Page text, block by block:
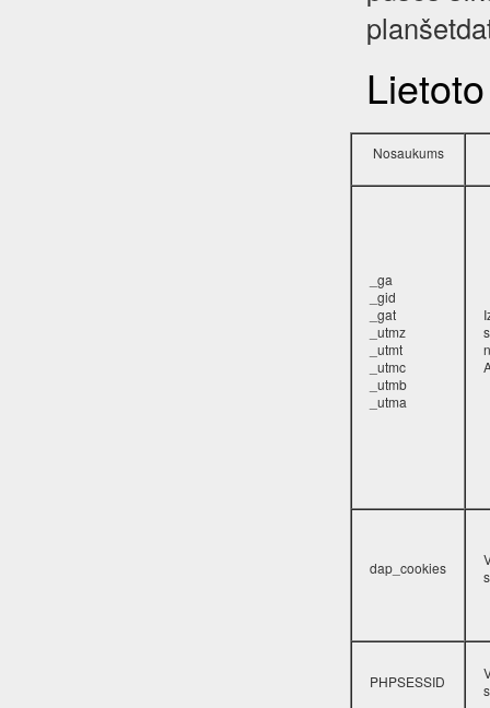
Nosaukums
_ga
_gid
_gat
_utmz
_utmt
_utmc
_utmb
_utma
dap_cookies
PHPSESSID